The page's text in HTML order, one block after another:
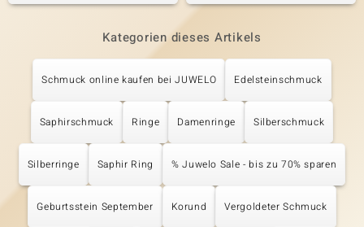
Kategorien dieses Artikels
Schmuck online kaufen bei JUWELO Edelsteinschmuck
Saphirschmuck Ringe Damenringe Silberschmuck
Silberringe Saphir Ring % Juwelo Sale - bis zu 70% sparen
Geburtsstein September Korund Vergoldeter Schmuck